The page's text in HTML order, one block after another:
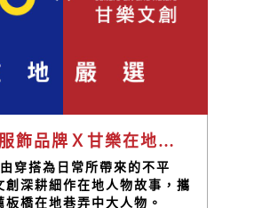
GU時尚服飾品牌Ｘ甘樂在地嚴選引薦
穿搭為日常所帶來的不平
創深耕細作在地人物故事，攜
板橋在地巷弄中大人物。